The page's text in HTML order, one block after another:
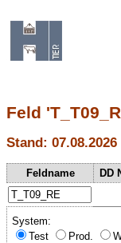
Feld
Stand: 07.08.2026
Feldname DD
System:
Test
Prod.